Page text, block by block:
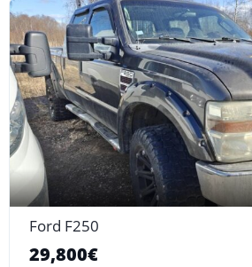
Ford F250
29,800€